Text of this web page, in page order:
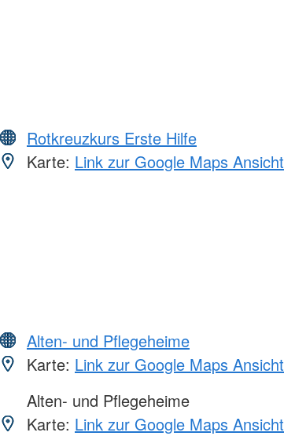
Rotkreuzkurs Erste Hilfe
Karte: Link zur Google Maps Ansicht
Alten- und Pflegeheime
Karte: Link zur Google Maps Ansicht
Alten- und Pflegeheime
Karte: Link zur Google Maps Ansicht